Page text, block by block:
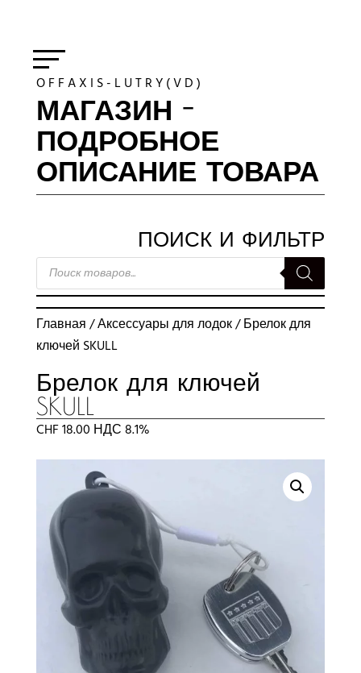
O F F A X I S - L U T R Y ( V D )
МАГАЗИН -
ПОДРОБНОЕ
ОПИСАНИЕ ТОВАРА
ПОИСК И ФИЛЬТР
ПОИСК
ТОВАРОВ
Главная /Аксессуары для лодок/ Брелок для
ключей SKULL
Брелок для ключей
SKULL
CHF18.00 НДС 8.1%